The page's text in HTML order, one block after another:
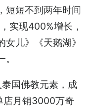
短短不到两年时间
实现400%增长，
儿》《天鹅湖》
国佛教元素，成
店月销3000万奇